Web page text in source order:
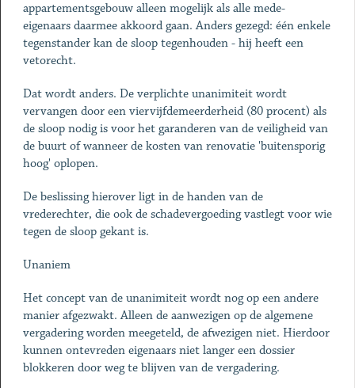
appartementsgebouw alleen mogelijk als alle mede-
eigenaars daarmee akkoord gaan. Anders gezegd: één enkele
tegenstander kan de sloop tegenhouden - hij heeft een
vetorecht.
Dat wordt anders. De verplichte unanimiteit wordt
vervangen door een viervijfdemeerderheid (80 procent) als
de sloop nodig is voor het garanderen van de veiligheid van
de buurt of wanneer de kosten van renovatie 'buitensporig
hoog' oplopen.
De beslissing hierover ligt in de handen van de
vrederechter, die ook de schadevergoeding vastlegt voor wie
tegen de sloop gekant is.
Unaniem
Het concept van de unanimiteit wordt nog op een andere
manier afgezwakt. Alleen de aanwezigen op de algemene
vergadering worden meegeteld, de afwezigen niet. Hierdoor
kunnen ontevreden eigenaars niet langer een dossier
blokkeren door weg te blijven van de vergadering.